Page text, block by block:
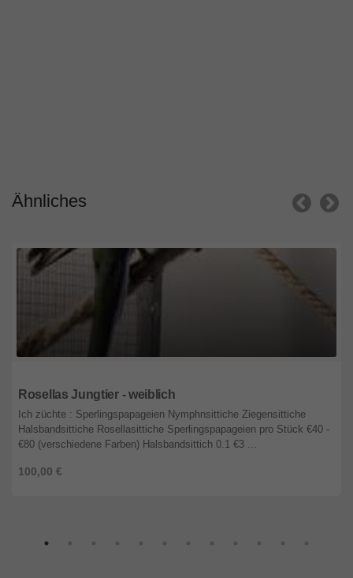
Ähnliches
Rosellas Jungtier - weiblich
100,00 €
Ich züchte : Sperlingspapageien Nymphnsittiche Ziegensittiche
Halsbandsittiche Rosellasittiche Sperlingspapageien pro Stück €40 -
€80 (verschiedene Farben) Halsbandsittich 0.1 €3 ...